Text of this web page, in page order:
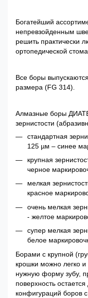
Богатейший
непревзойденным
решить практически
ортопедической
Все боры
размера (FG 314).
Алмазные боры
зернистости
стандартная
125 µм – синее
крупная
черное
мелкая
красное
очень мелкая
- желтое
супер мелкая
белое
Борами с крупной
крошки можно легко и
нужную форму зубу,
поверхность
конфигураций боров